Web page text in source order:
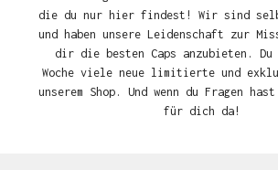
die du nur hier findest! Wir sind
und haben unsere Leidenschaft zur
dir die besten Caps anzubieten.
Woche viele neue limitierte und
unserem Shop. Und wenn du Fragen
für dich da!